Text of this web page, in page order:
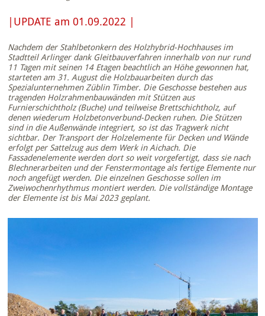
|UPDATE am 01.09.2022 |
Nachdem der Stahlbetonkern des Holzhybrid-Hochhauses im
Stadtteil Arlinger dank Gleitbauverfahren innerhalb von nur rund
11 Tagen mit seinen 14 Etagen beachtlich an Höhe gewonnen hat,
starteten am 31. August die Holzbauarbeiten durch das
Spezialunternehmen Züblin Timber. Die Geschosse bestehen aus
tragenden Holzrahmenbauwänden mit Stützen aus
Furnierschichtholz (Buche) und teilweise Brettschichtholz, auf
denen wiederum Holzbetonverbund-Decken ruhen. Die Stützen
sind in die Außenwände integriert, so ist das Tragwerk nicht
sichtbar. Der Transport der Holzelemente für Decken und Wände
erfolgt per Sattelzug aus dem Werk in Aichach. Die
Fassadenelemente werden dort so weit vorgefertigt, dass sie nach
Blechnerarbeiten und der Fenstermontage als fertige Elemente nur
noch angefügt werden. Die einzelnen Geschosse sollen im
Zweiwochenrhythmus montiert werden. Die vollständige Montage
der Elemente ist bis Mai 2023 geplant.